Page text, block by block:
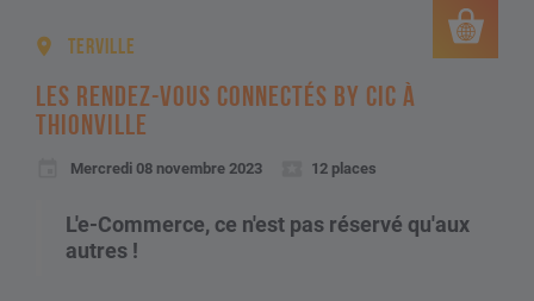
TERVILLE
LES RENDEZ-VOUS CONNECTÉS BY CIC À
THIONVILLE
Mercredi 08 novembre 2023 12 places
L'e-Commerce, ce n'est pas réservé qu'aux
autres !